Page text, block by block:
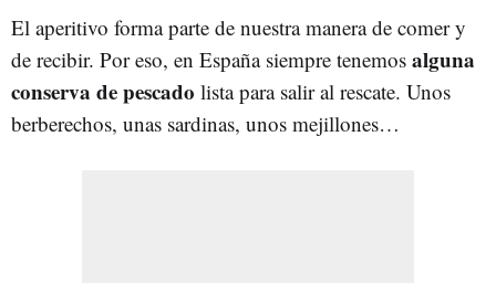
El aperitivo forma parte de nuestra manera de comer y
de recibir. Por eso, en España siempre tenemos alguna
conserva de pescado lista para salir al rescate. Unos
berberechos, unas sardinas, unos mejillones…